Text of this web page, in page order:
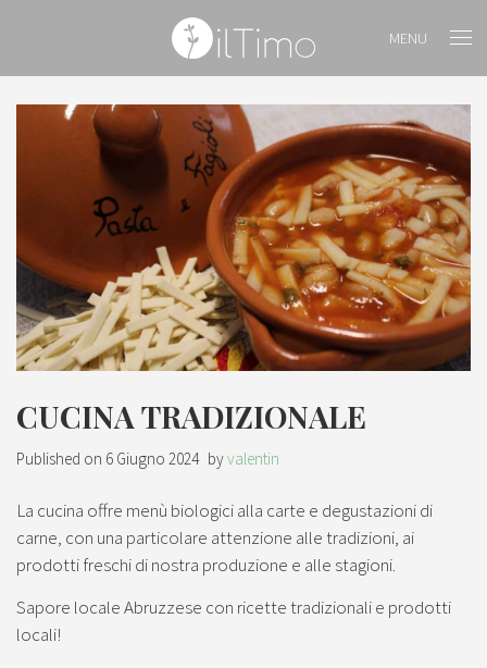
MENU
CUCINA TRADIZIONALE
Published on 6 Giugno 2024 byvalentin
La cucina offre menù biologici alla carte e degustazioni di
carne, con una particolare attenzione alle tradizioni, ai
prodotti freschi di nostra produzione e alle stagioni.
Sapore locale Abruzzese con ricette tradizionali e prodotti
locali!